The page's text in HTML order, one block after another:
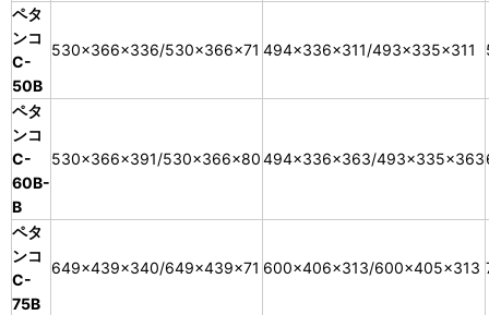
ペタ
ンコ
C-
50B
530×366×336/530×366×71 494×336×311/493×335×311
ペタ
ンコ
C-
60B-
B
530×366×391/530×366×80494×336×363/493×335×363
ペタ
ンコ
C-
75B
649×439×340/649×439×71 600×406×313/600×405×313